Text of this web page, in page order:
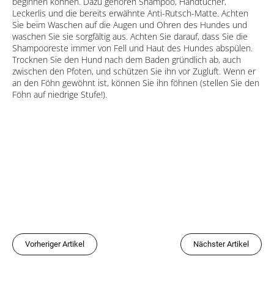
Leckerlis und die bereits erwähnte Anti-Rutsch-Matte. Achten
Sie beim Waschen auf die Augen und Ohren des Hundes und
waschen Sie sie sorgfältig aus. Achten Sie darauf, dass Sie die
Shampooreste immer von Fell und Haut des Hundes abspülen.
Trocknen Sie den Hund nach dem Baden gründlich ab, auch
zwischen den Pfoten, und schützen Sie ihn vor Zugluft. Wenn er
an den Föhn gewöhnt ist, können Sie ihn föhnen (stellen Sie den
Föhn auf niedrige Stufe!).
Vorheriger Artikel Nächster Artikel